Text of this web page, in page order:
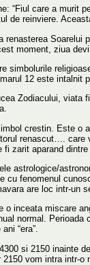
“Fiul care a murit
de reinviere.
renasterea Soarelui
moment, ziua
simbolurile
12 este intalnit
Zodiacului,
crestin. Este o
renascut….
zarit aparand
astrologice/
cu fenomenul
are loc intr-un
o inceata miscare
normal. Perioada
“era”.
si 2150 inainte
vom intra intr-o